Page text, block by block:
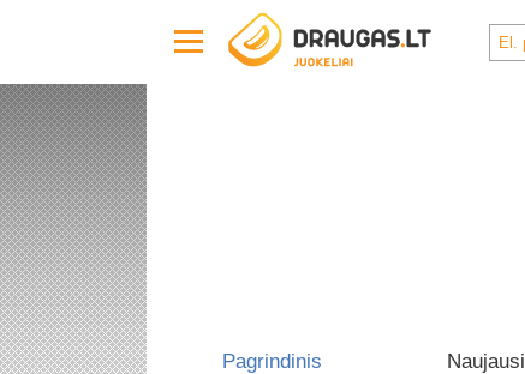
Pagrindinis Naujausi